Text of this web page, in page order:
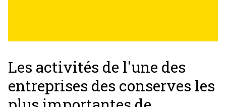
Les activités de l'une des
entreprises des conserves les